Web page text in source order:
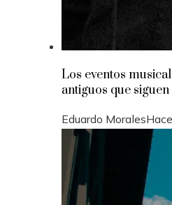
Los eventos
antiguos que siguen
Eduardo Morales